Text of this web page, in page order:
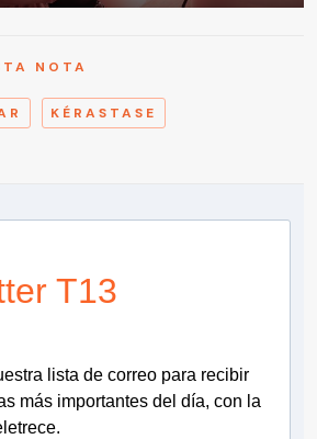
NOTA
KÉRASTASE
T13
lista de correo para recibir
más importantes del día, con la